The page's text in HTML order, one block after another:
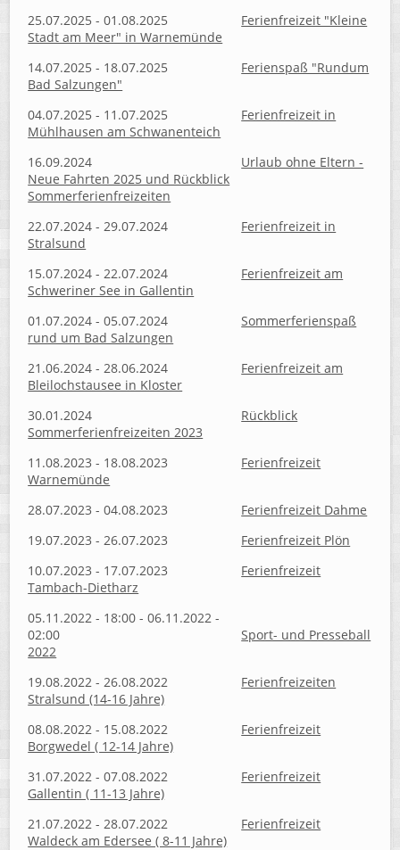
25.07.2025 - 01.08.2025
Ferienfreizeit "Kleine
Stadt am Meer" in Warnemünde
14.07.2025 - 18.07.2025
Ferienspaß "Rundum
Bad Salzungen"
04.07.2025 - 11.07.2025
Ferienfreizeit in
Mühlhausen am Schwanenteich
16.09.2024
Urlaub ohne Eltern -
Neue Fahrten 2025 und Rückblick
Sommerferienfreizeiten
22.07.2024 - 29.07.2024
Ferienfreizeit in
Stralsund
15.07.2024 - 22.07.2024
Ferienfreizeit am
Schweriner See in Gallentin
01.07.2024 - 05.07.2024
Sommerferienspaß
rund um Bad Salzungen
21.06.2024 - 28.06.2024
Ferienfreizeit am
Bleilochstausee in Kloster
30.01.2024
Rückblick
Sommerferienfreizeiten 2023
11.08.2023 - 18.08.2023
Ferienfreizeit
Warnemünde
28.07.2023 - 04.08.2023
Ferienfreizeit Dahme
19.07.2023 - 26.07.2023
Ferienfreizeit Plön
10.07.2023 - 17.07.2023
Ferienfreizeit
Tambach-Dietharz
05.11.2022 - 18:00 - 06.11.2022 -
02:00
Sport- und Presseball
2022
19.08.2022 - 26.08.2022
Ferienfreizeiten
Stralsund (14-16 Jahre)
08.08.2022 - 15.08.2022
Ferienfreizeit
Borgwedel ( 12-14 Jahre)
31.07.2022 - 07.08.2022
Ferienfreizeit
Gallentin ( 11-13 Jahre)
21.07.2022 - 28.07.2022
Ferienfreizeit
Waldeck am Edersee ( 8-11 Jahre)